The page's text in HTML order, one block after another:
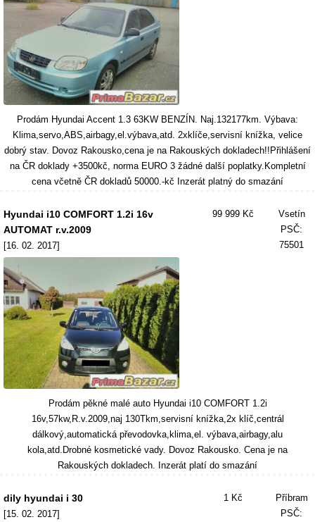
Prodám Hyundai Accent 1.3 63KW BENZÍN. Naj.132177km. Výbava:
Klima,servo,ABS,airbagy,el.výbava,atd. 2xklíče,servisní knížka, velice
dobrý stav. Dovoz Rakousko,cena je na Rakouských dokladech!!Přihlášení
na ČR doklady +3500kč, norma EURO 3 žádné další poplatky.Kompletní
cena včetně ČR dokladů 50000.-kč Inzerát platný do smazání
Hyundai i10 COMFORT 1.2i 16v
AUTOMAT r.v.2009
[16. 02. 2017]
99 999 Kč
Vsetín
PSČ:
75501
Prodám pěkné malé auto Hyundai i10 COMFORT 1.2i
16v,57kw,R.v.2009,naj 130Tkm,servisní knížka,2x klíč,centrál
dálkový,automatická převodovka,klima,el. výbava,airbagy,alu
kola,atd.Drobné kosmetické vady. Dovoz Rakousko. Cena je na
Rakouských dokladech. Inzerát platí do smazání
dily hyundai i 30
[15. 02. 2017]
1 Kč
Příbram
PSČ: